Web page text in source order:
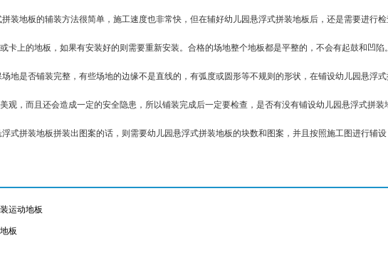
装地板的辅装方法很简单，施工速度也非常快，但在辅好幼儿园悬浮式拼装地板后，还是需要进行
卡上的地板，如果有安装好的则需要重新安装。合格的场地整个地板都是平整的，不会有起鼓和凹陷。
地是否铺装完整，有些场地的边缘不是直线的，有弧度或圆形等不规则的形状，在铺设幼儿园悬浮
观，而且还会造成一定的安全隐患，所以铺装完成后一定要检查，是否有没有铺设幼儿园悬浮式拼装
式拼装地板拼装出图案的话，则需要幼儿园悬浮式拼装地板的块数和图案，并且按照施工图进行辅设
运动地板
板